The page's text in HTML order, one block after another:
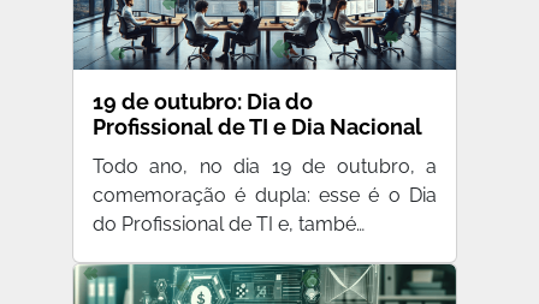
19 de outubro: Dia do
Profissional de TI e Dia Nacional
da Inovação
Todo ano, no dia 19 de outubro, a
comemoração é dupla: esse é o Dia
do Profissional de TI e, també…